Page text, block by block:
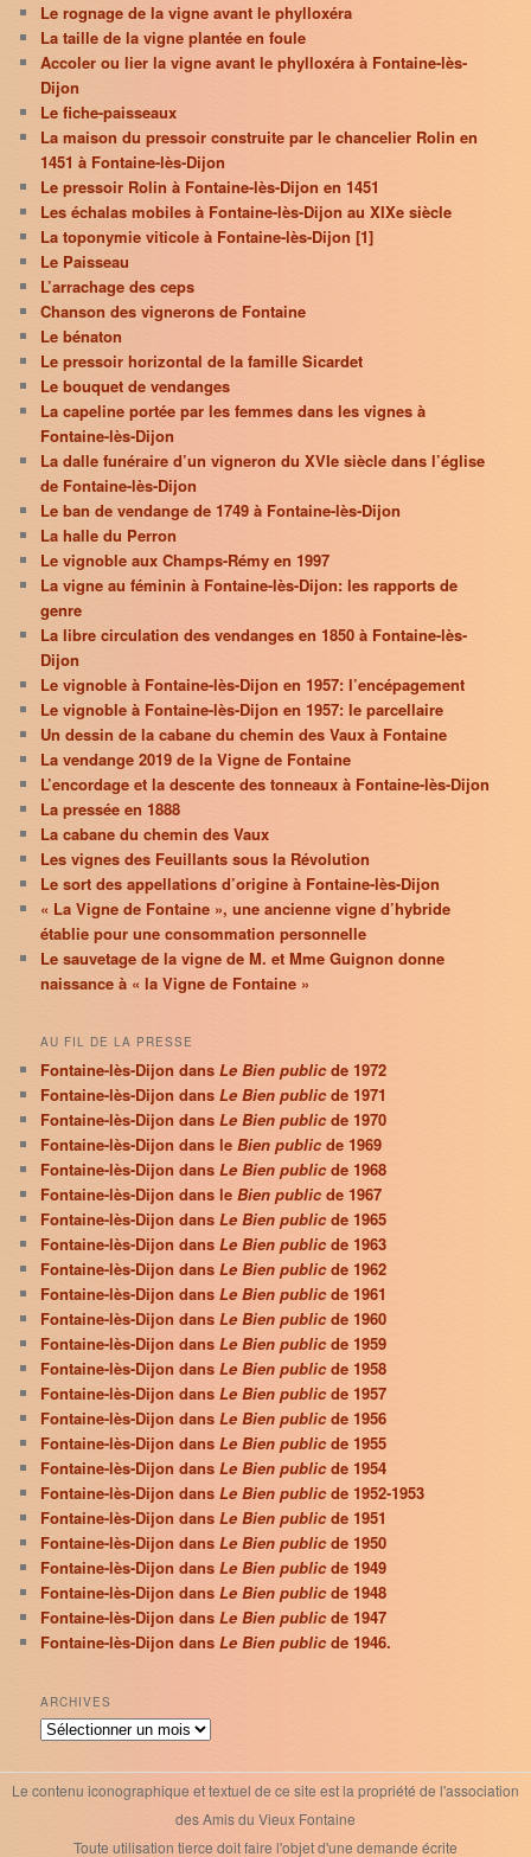
Le rognage de la vigne avant le phylloxéra
La taille de la vigne plantée en foule
Accoler ou lier la vigne avant le phylloxéra à Fontaine-lès-
Dijon
Le fiche-paisseaux
La maison du pressoir construite par le chancelier Rolin en
1451 à Fontaine-lès-Dijon
Le pressoir Rolin à Fontaine-lès-Dijon en 1451
Les échalas mobiles à Fontaine-lès-Dijon au XIXe siècle
La toponymie viticole à Fontaine-lès-Dijon [1]
Le Paisseau
L’arrachage des ceps
Chanson des vignerons de Fontaine
Le bénaton
Le pressoir horizontal de la famille Sicardet
Le bouquet de vendanges
La capeline portée par les femmes dans les vignes à
Fontaine-lès-Dijon
La dalle funéraire d’un vigneron du XVIe siècle dans l’église
de Fontaine-lès-Dijon
Le ban de vendange de 1749 à Fontaine-lès-Dijon
La halle du Perron
Le vignoble aux Champs-Rémy en 1997
La vigne au féminin à Fontaine-lès-Dijon: les rapports de
genre
La libre circulation des vendanges en 1850 à Fontaine-lès-
Dijon
Le vignoble à Fontaine-lès-Dijon en 1957: l’encépagement
Le vignoble à Fontaine-lès-Dijon en 1957: le parcellaire
Un dessin de la cabane du chemin des Vaux à Fontaine
La vendange 2019 de la Vigne de Fontaine
L’encordage et la descente des tonneaux à Fontaine-lès-Dijon
La pressée en 1888
La cabane du chemin des Vaux
Les vignes des Feuillants sous la Révolution
Le sort des appellations d’origine à Fontaine-lès-Dijon
« La Vigne de Fontaine », une ancienne vigne d’hybride
établie pour une consommation personnelle
Le sauvetage de la vigne de M. et Mme Guignon donne
naissance à « la Vigne de Fontaine »
AU FIL DE LA PRESSE
Fontaine-lès-Dijon dansLe Bien publicde 1972
Fontaine-lès-Dijon dansLe Bien publicde 1971
Fontaine-lès-Dijon dansLe Bien publicde 1970
Fontaine-lès-Dijon dans leBien public de 1969
Fontaine-lès-Dijon dansLe Bien publicde 1968
Fontaine-lès-Dijon dans leBien publicde 1967
Fontaine-lès-Dijon dansLe Bien publicde 1965
Fontaine-lès-Dijon dansLe Bien publicde 1963
Fontaine-lès-Dijon dansLe Bien publicde 1962
Fontaine-lès-Dijon dansLe Bien publicde 1961
Fontaine-lès-Dijon dansLe Bien publicde 1960
Fontaine-lès-Dijon dansLe Bien publicde 1959
Fontaine-lès-Dijon dansLe Bien publicde 1958
Fontaine-lès-Dijon dansLe Bien publicde 1957
Fontaine-lès-Dijon dansLe Bien publicde 1956
Fontaine-lès-Dijon dansLe Bien publicde 1955
Fontaine-lès-Dijon dansLe Bien publicde 1954
Fontaine-lès-Dijon dansLe Bien publicde 1952-1953
Fontaine-lès-Dijon dansLe Bien publicde 1951
Fontaine-lès-Dijon dansLe Bien publicde 1950
Fontaine-lès-Dijon dansLe Bien publicde 1949
Fontaine-lès-Dijon dansLe Bien publicde 1948
Fontaine-lès-Dijon dansLe Bien publicde 1947
Fontaine-lès-Dijon dansLe Bien publicde 1946.
ARCHIVES
Archives
Le contenu iconographique et textuel de ce site est la propriété de l'association
des Amis du Vieux Fontaine
Toute utilisation tierce doit faire l'objet d'une demande écrite